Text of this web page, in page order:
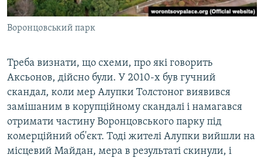
Воронцовський парк
Треба визнати, що схеми, про які говорить
Аксьонов, дійсно були. У 2010-х був гучний
скандал, коли мер Алупки Толстоног виявився
замішаним в корупційному скандалі і намагався
отримати частину Воронцовського парку під
комерційний об'єкт. Тоді жителі Алупки вийшли на
місцевий Майдан, мера в результаті скинули, і